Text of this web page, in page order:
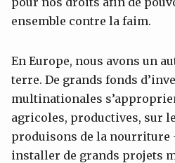
ensemble contre la faim.
En Europe, nous avons un
terre. De grands fonds
multinationales
agricoles, productives, sur
produisons de la nourriture
installer de grands projets